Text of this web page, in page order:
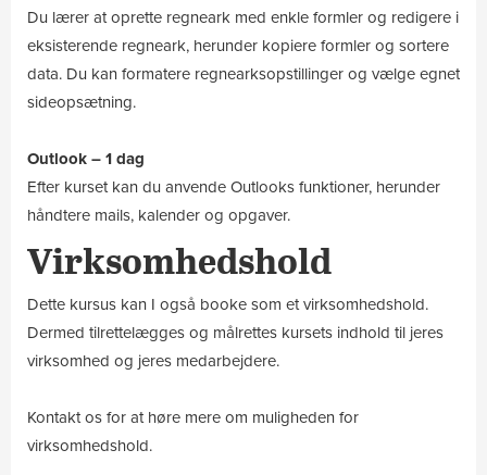
Du lærer at oprette regneark med enkle formler og redigere i
eksisterende regneark, herunder kopiere formler og sortere
data. Du kan formatere regnearksopstillinger og vælge egnet
sideopsætning.
Outlook – 1 dag
Efter kurset kan du anvende Outlooks funktioner, herunder
håndtere mails, kalender og opgaver.
Virksomhedshold
Dette kursus kan I også booke som et virksomhedshold.
Dermed tilrettelægges og målrettes kursets indhold til jeres
virksomhed og jeres medarbejdere.
Kontakt os for at høre mere om muligheden for
virksomhedshold.